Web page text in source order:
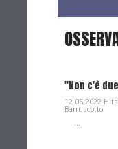
"Non c'è
12-05-2022
Barruscotto